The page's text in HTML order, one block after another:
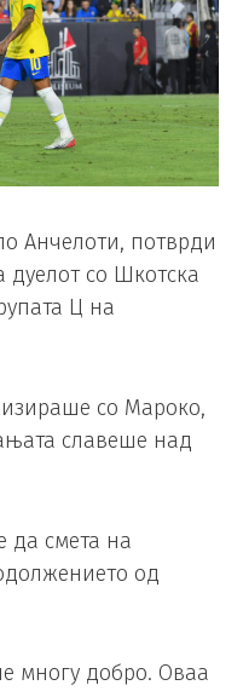
Анчелоти, потврди
дуелот со Шкотска
Ц на
со Мароко,
славеше над
да смета на
од
многу добро. Оваа